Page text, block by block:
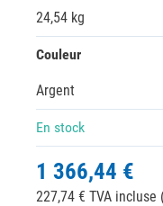
24,54 kg
Couleur
Argent
En stock
1 366,44 €
227,74 € TVA incluse